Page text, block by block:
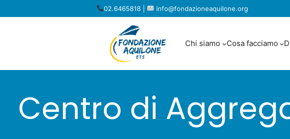
02.6465818 | info@fondazioneaquilone.org
Chi siamo Cosa facciamo
Centro di